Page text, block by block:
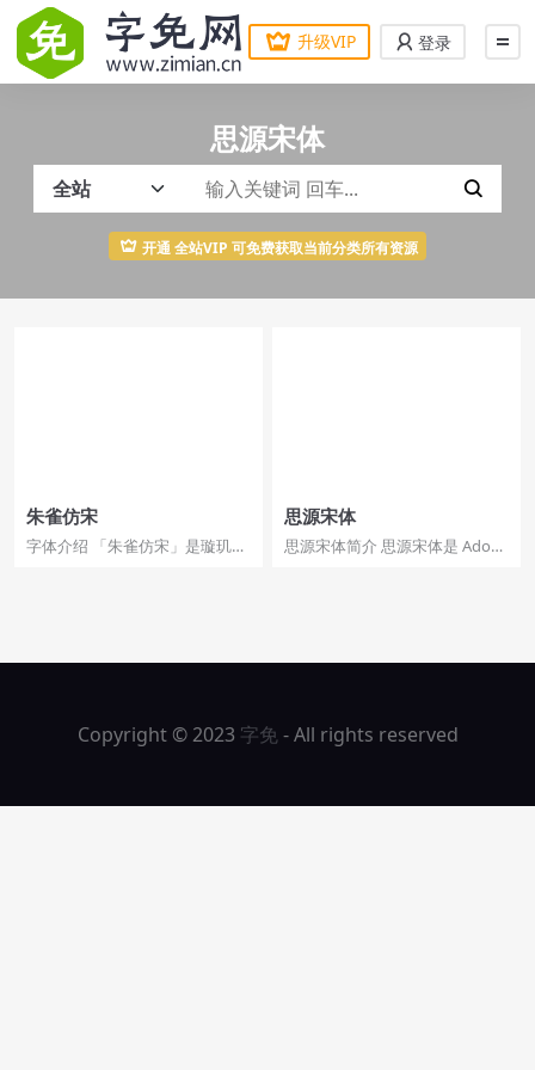
升级VIP 登录
思源宋体
开通 全站VIP 可免费获取当前分类所有资源
朱雀仿宋
字体介绍 「朱雀仿宋」是璇玑造
思源宋体
思源宋体简介 思源宋体是 Adobe
Copyright © 2023 字免- All rights reserved